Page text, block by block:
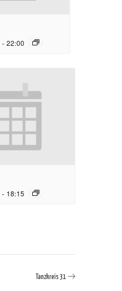
- 22:00
- 18:15
Tanzkreis 31